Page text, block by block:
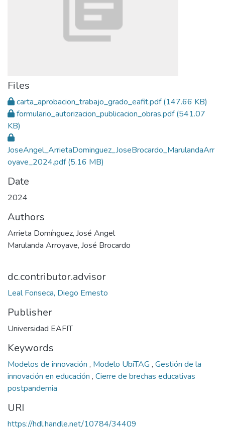
Files
carta_aprobacion_trabajo_grado_eafit.pdf(147.66 KB)
formulario_autorizacion_publicacion_obras.pdf(541.07
KB)
JoseAngel_ArrietaDominguez_JoseBrocardo_MarulandaArr
oyave_2024.pdf(5.16 MB)
Date
2024
Authors
Arrieta Domínguez, José Angel
Marulanda Arroyave, José Brocardo
dc.contributor.advisor
Leal Fonseca, Diego Ernesto
Publisher
Universidad EAFIT
Keywords
Modelos de innovación , Modelo UbiTAG , Gestión de la
innovación en educación , Cierre de brechas educativas
postpandemia
URI
https://hdl.handle.net/10784/34409